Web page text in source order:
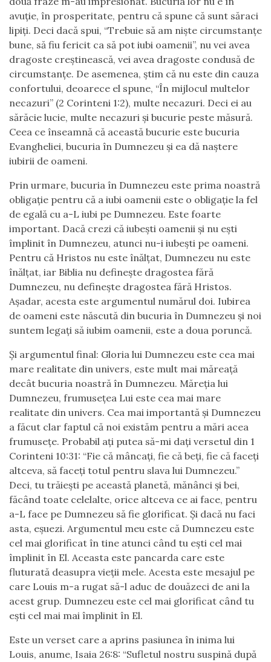
avuție, în prosperitate, pentru că spune că sunt săraci
lipiți. Deci dacă spui, “Trebuie să am niște circumstanțe
bune, să fiu fericit ca să pot iubi oamenii”, nu vei avea
dragoste creștinească, vei avea dragoste condusă de
circumstanțe. De asemenea, știm că nu este din cauza
confortului, deoarece el spune, “În mijlocul multelor
necazuri” (2 Corinteni 1:2), multe necazuri. Deci ei au
sărăcie lucie, multe necazuri și bucurie peste măsură.
Ceea ce înseamnă că această bucurie este bucuria
Evangheliei, bucuria în Dumnezeu și ea dă naștere
iubirii de oameni.
Prin urmare, bucuria în Dumnezeu este prima noastră
obligație pentru că a iubi oamenii este o obligație la fel
de egală cu a-L iubi pe Dumnezeu. Este foarte
important. Dacă crezi că iubești oamenii și nu ești
împlinit în Dumnezeu, atunci nu-i iubești pe oameni.
Pentru că Hristos nu este înălțat, Dumnezeu nu este
înălțat, iar Biblia nu definește dragostea fără
Dumnezeu, nu definește dragostea fără Hristos.
Așadar, acesta este argumentul numărul doi. Iubirea
de oameni este născută din bucuria în Dumnezeu și noi
suntem legați să iubim oamenii, este a doua poruncă.
Și argumentul final: Gloria lui Dumnezeu este cea mai
mare realitate din univers, este mult mai măreață
decât bucuria noastră în Dumnezeu. Măreția lui
Dumnezeu, frumusețea Lui este cea mai mare
realitate din univers. Cea mai importantă și Dumnezeu
a făcut clar faptul că noi existăm pentru a mări acea
frumusețe. Probabil ați putea să-mi dați versetul din 1
Corinteni 10:31: “Fie că mâncați, fie că beți, fie că faceți
altceva, să faceți totul pentru slava lui Dumnezeu.”
Deci, tu trăiești pe această planetă, mănânci și bei,
făcând toate celelalte, orice altceva ce ai face, pentru
a-L face pe Dumnezeu să fie glorificat. Și dacă nu faci
asta, eșuezi. Argumentul meu este că Dumnezeu este
cel mai glorificat în tine atunci când tu ești cel mai
împlinit în El. Aceasta este pancarda care este
fluturată deasupra vieții mele. Acesta este mesajul pe
care Louis m-a rugat să-l aduc de douăzeci de ani la
acest grup. Dumnezeu este cel mai glorificat când tu
ești cel mai mai împlinit în El.
Este un verset care a aprins pasiunea în inima lui
Louis, anume, Isaia 26:8: “Sufletul nostru suspină după